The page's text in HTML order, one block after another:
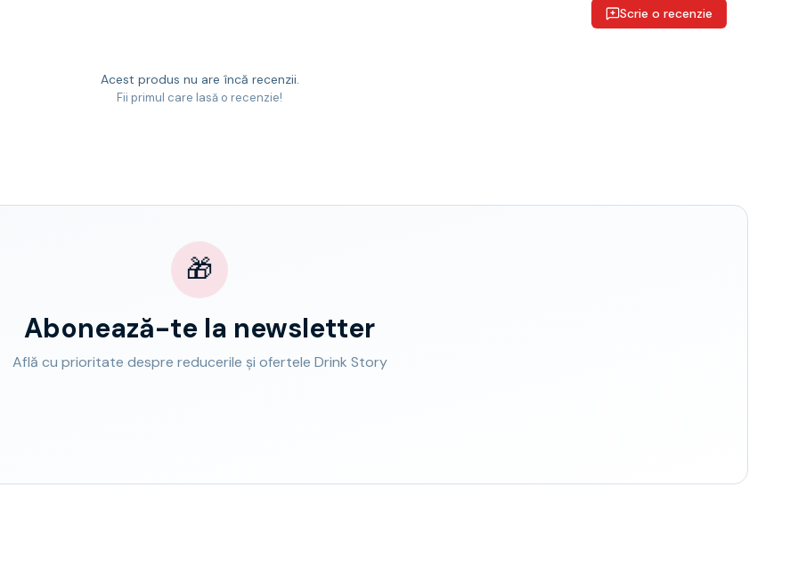
Scrie o recenzie
Acest produs nu are încă recenzii.
Fii primul care lasă o recenzie!
🎁
Abonează-te la newsletter
Află cu prioritate despre reducerile și ofertele Drink Story